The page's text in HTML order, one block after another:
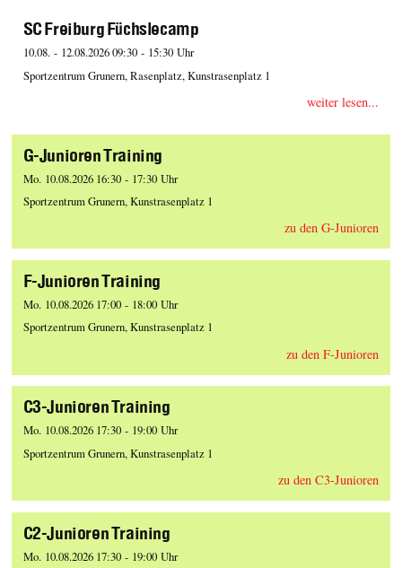
SC Freiburg Füchslecamp
10.08. - 12.08.2026 09:30 - 15:30 Uhr
Sportzentrum Grunern, Rasenplatz, Kunstrasenplatz 1
weiter lesen...
G-Junioren Training
Mo. 10.08.2026 16:30 - 17:30 Uhr
Sportzentrum Grunern, Kunstrasenplatz 1
zu den G-Junioren
F-Junioren Training
Mo. 10.08.2026 17:00 - 18:00 Uhr
Sportzentrum Grunern, Kunstrasenplatz 1
zu den F-Junioren
C3-Junioren Training
Mo. 10.08.2026 17:30 - 19:00 Uhr
Sportzentrum Grunern, Kunstrasenplatz 1
zu den C3-Junioren
C2-Junioren Training
Mo. 10.08.2026 17:30 - 19:00 Uhr